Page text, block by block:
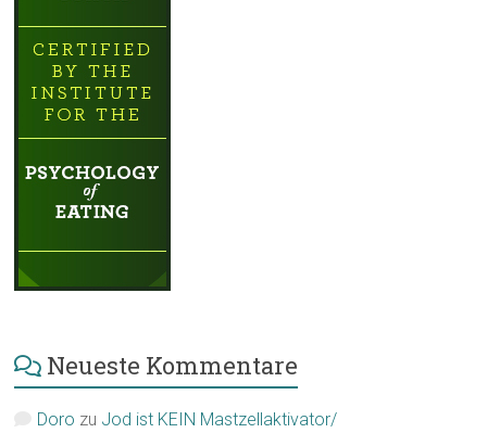
Neueste Kommentare
Doro zu Jod ist KEIN Mastzellaktivator/